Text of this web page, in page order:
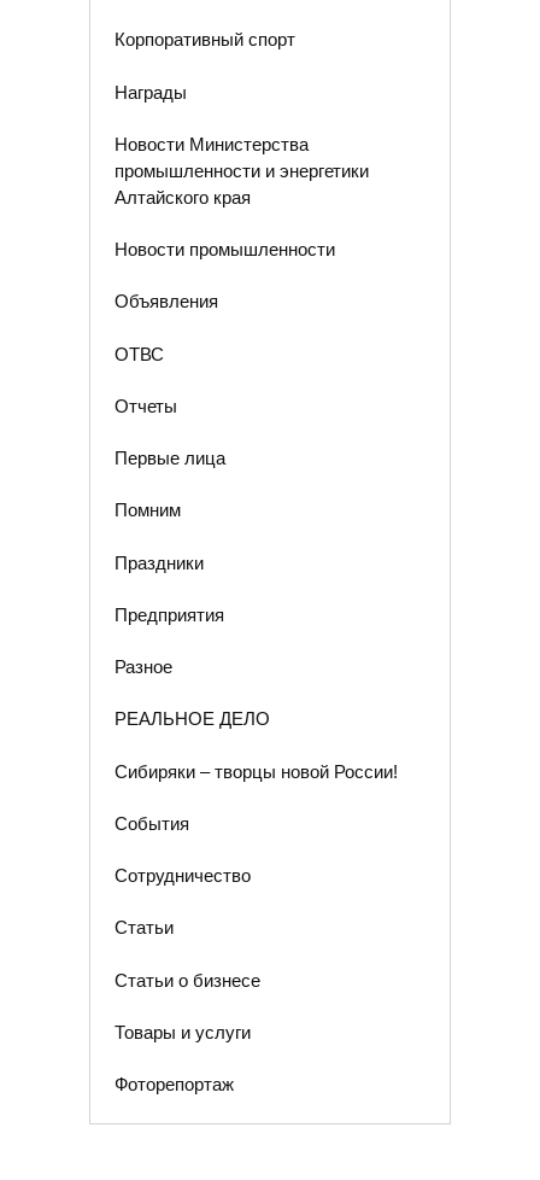
Корпоративный спорт
Награды
Новости Министерства
промышленности и энергетики
Алтайского края
Новости промышленности
Объявления
ОТВС
Отчеты
Первые лица
Помним
Праздники
Предприятия
Разное
РЕАЛЬНОЕ ДЕЛО
Сибиряки – творцы новой России!
События
Сотрудничество
Статьи
Статьи о бизнесе
Товары и услуги
Фоторепортаж